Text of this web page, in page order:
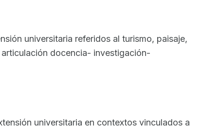
universitaria referidos al turismo, paisaje,
docencia- investigación-
universitaria en contextos vinculados a